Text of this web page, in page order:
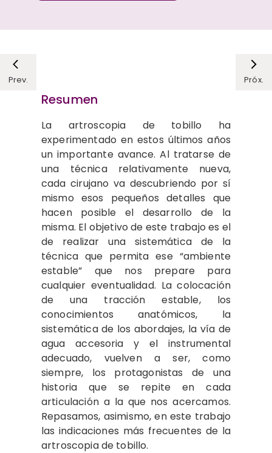
Prev. Próx.
Resumen
La artroscopia de tobillo ha
experimentado en estos últimos años
un importante avance. Al tratarse de
una técnica relativamente nueva,
cada cirujano va descubriendo por sí
mismo esos pequeños detalles que
hacen posible el desarrollo de la
misma. El objetivo de este trabajo es el
de realizar una sistemática de la
técnica que permita ese “ambiente
estable” que nos prepare para
cualquier eventualidad. La colocación
de una tracción estable, los
conocimientos anatómicos, la
sistemática de los abordajes, la vía de
agua accesoria y el instrumental
adecuado, vuelven a ser, como
siempre, los protagonistas de una
historia que se repite en cada
articulación a la que nos acercamos.
Repasamos, asimismo, en este trabajo
las indicaciones más frecuentes de la
artroscopia de tobillo.